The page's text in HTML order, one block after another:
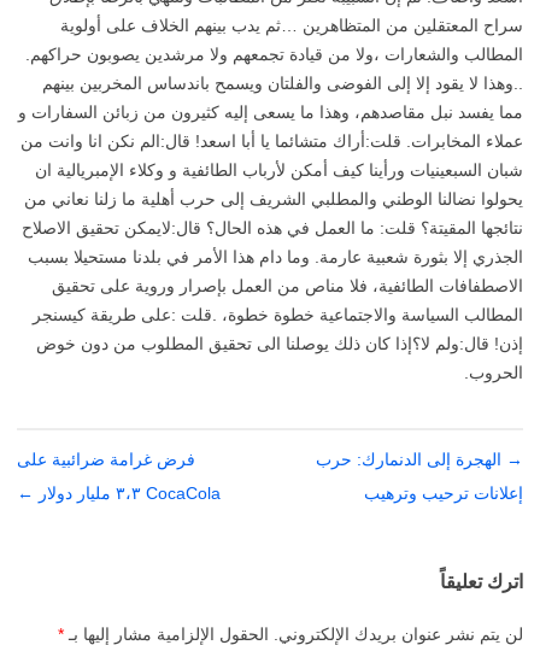
سراح المعتقلين من المتظاهرين …ثم يدب بينهم الخلاف على أولوية
المطالب والشعارات ،ولا من قيادة تجمعهم ولا مرشدين يصوبون حراكهم.
..وهذا لا يقود إلا إلى الفوضى والفلتان ويسمح باندساس المخربين بينهم
مما يفسد نبل مقاصدهم، وهذا ما يسعى إليه كثيرون من زبائن السفارات و
عملاء المخابرات. قلت:أراك متشائما يا أبا اسعد! قال:الم نكن انا وانت من
شبان السبعينيات ورأينا كيف أمكن لأرباب الطائفية و وكلاء الإمبريالية ان
يحولوا نضالنا الوطني والمطلبي الشريف إلى حرب أهلية ما زلنا نعاني من
نتائجها المقيتة؟ قلت: ما العمل في هذه الحال؟ قال:لايمكن تحقيق الاصلاح
الجذري إلا بثورة شعبية عارمة. وما دام هذا الأمر في بلدنا مستحيلا بسبب
الاصطفافات الطائفية، فلا مناص من العمل بإصرار وروية على تحقيق
المطالب السياسة والاجتماعية خطوة خطوة، .قلت :على طريقة كيسنجر
إذن! قال:ولم لا؟إذا كان ذلك يوصلنا الى تحقيق المطلوب من دون خوض
الحروب.
تصفّح
المقالات
→ الهجرة إلى الدنمارك: حرب
إعلانات ترحيب وترهيب
فرض غرامة ضرائبية على
CocaCola ٣،٣ مليار دولار
←
اترك تعليقاً
لن يتم نشر عنوان بريدك الإلكتروني. الحقول الإلزامية مشار إليها بـ *